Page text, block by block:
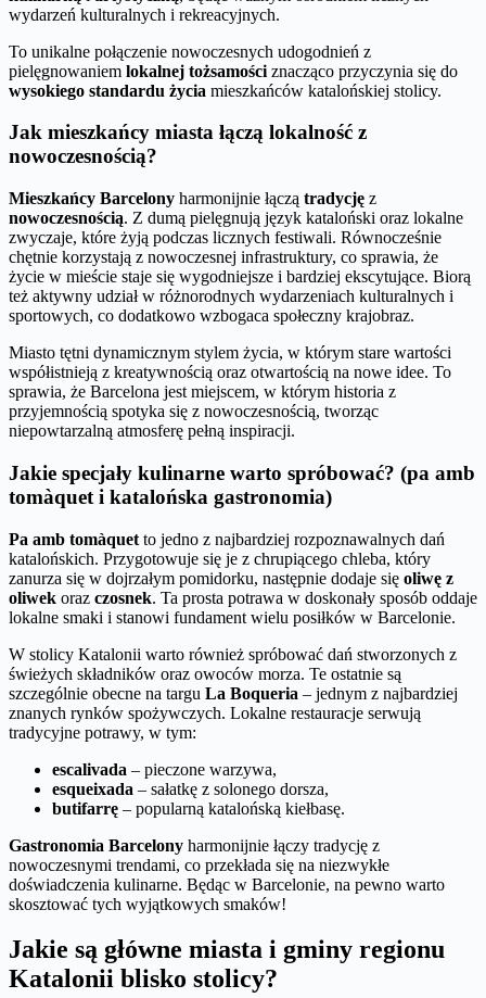
wydarzeń kulturalnych i rekreacyjnych.
To unikalne połączenie nowoczesnych udogodnień z
pielęgnowaniem lokalnej tożsamości znacząco przyczynia się do
wysokiego standardu życia mieszkańców katalońskiej stolicy.
Jak mieszkańcy miasta łączą lokalność z
nowoczesnością?
Mieszkańcy Barcelony harmonijnie łączą tradycję z
nowoczesnością. Z dumą pielęgnują język kataloński oraz lokalne
zwyczaje, które żyją podczas licznych festiwali. Równocześnie
chętnie korzystają z nowoczesnej infrastruktury, co sprawia, że
życie w mieście staje się wygodniejsze i bardziej ekscytujące. Biorą
też aktywny udział w różnorodnych wydarzeniach kulturalnych i
sportowych, co dodatkowo wzbogaca społeczny krajobraz.
Miasto tętni dynamicznym stylem życia, w którym stare wartości
współistnieją z kreatywnością oraz otwartością na nowe idee. To
sprawia, że Barcelona jest miejscem, w którym historia z
przyjemnością spotyka się z nowoczesnością, tworząc
niepowtarzalną atmosferę pełną inspiracji.
Jakie specjały kulinarne warto spróbować? (pa amb
tomàquet i katalońska gastronomia)
Pa amb tomàquet to jedno z najbardziej rozpoznawalnych dań
katalońskich. Przygotowuje się je z chrupiącego chleba, który
zanurza się w dojrzałym pomidorku, następnie dodaje się oliwę z
oliwek oraz czosnek. Ta prosta potrawa w doskonały sposób oddaje
lokalne smaki i stanowi fundament wielu posiłków w Barcelonie.
W stolicy Katalonii warto również spróbować dań stworzonych z
świeżych składników oraz owoców morza. Te ostatnie są
szczególnie obecne na targu La Boqueria – jednym z najbardziej
znanych rynków spożywczych. Lokalne restauracje serwują
tradycyjne potrawy, w tym:
escalivada – pieczone warzywa,
esqueixada – sałatkę z solonego dorsza,
butifarrę – popularną katalońską kiełbasę.
Gastronomia Barcelony harmonijnie łączy tradycję z
nowoczesnymi trendami, co przekłada się na niezwykłe
doświadczenia kulinarne. Będąc w Barcelonie, na pewno warto
skosztować tych wyjątkowych smaków!
Jakie są główne miasta i gminy regionu
Katalonii blisko stolicy?